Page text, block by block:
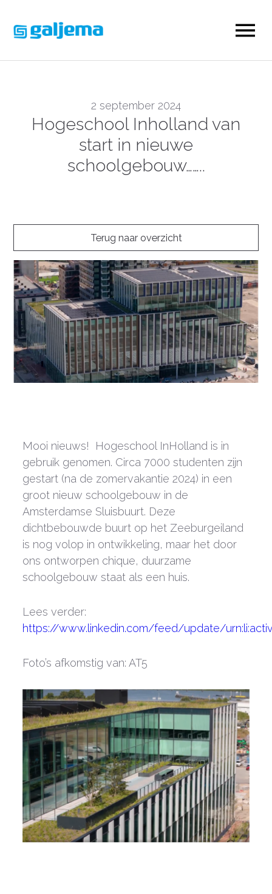
2 september 2024
Hogeschool Inholland van
start in nieuwe
schoolgebouw……..
Terug naar overzicht
Mooi nieuws! Hogeschool InHolland is in
gebruik genomen. Circa 7000 studenten zijn
gestart (na de zomervakantie 2024) in een
groot nieuw schoolgebouw in de
Amsterdamse Sluisbuurt. Deze
dichtbebouwde buurt op het Zeeburgeiland
is nog volop in ontwikkeling, maar het door
ons ontworpen chique, duurzame
schoolgebouw staat als een huis.
Lees verder:
https://www.linkedin.com/feed/update/
Foto’s afkomstig van: AT5